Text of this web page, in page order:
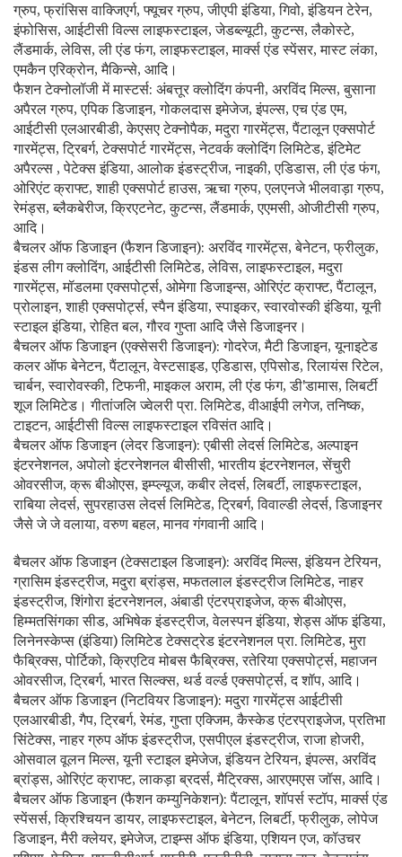
ग्रुप, फ्रांसिस वाक्जिएर्ग, फ्यूचर ग्रुप, जीएपी इंडिया, गिवो, इंडियन टेरेन,
इंफोसिस, आईटीसी विल्स लाइफस्टाइल, जेडब्ल्यूटी, कुटन्स, लैकोस्टे,
लैंडमार्क, लेविस, ली एंड फंग, लाइफस्टाइल, मार्क्स एंड स्पेंसर, मास्ट लंका,
एमकैन एरिक्रोन, मैकिन्से, आदि।
फैशन टेक्नोलॉजी में मास्टर्स: अंबत्तूर क्लोदिंग कंपनी, अरविंद मिल्स, बुसाना
अपैरल ग्रुप, एपिक डिजाइन, गोकलदास इमेजेज, इंपल्स, एच एंड एम,
आईटीसी एलआरबीडी, केएसए टेक्नोपैक, मदुरा गारमेंट्स, पैंटालून एक्सपोर्ट
गारमेंट्स, ट्रिबर्ग, टेक्सपोर्ट गारमेंट्स, नेटवर्क क्लोदिंग लिमिटेड, इंटिमेट
अपैरल्स , पेटेक्स इंडिया, आलोक इंडस्ट्रीज, नाइकी, एडिडास, ली एंड फंग,
ओरिएंट क्राफ्ट, शाही एक्सपोर्ट हाउस, ऋचा ग्रुप, एलएनजे भीलवाड़ा ग्रुप,
रेमंड्स, ब्लैकबेरीज, क्रिएटनेट, कुटन्स, लैंडमार्क, एएमसी, ओजीटीसी ग्रुप,
आदि।
बैचलर ऑफ डिजाइन (फैशन डिजाइन): अरविंद गारमेंट्स, बेनेटन, फ्रीलुक,
इंडस लीग क्लोदिंग, आईटीसी लिमिटेड, लेविस, लाइफस्टाइल, मदुरा
गारमेंट्स, मॉडलमा एक्सपोर्ट्स, ओमेगा डिजाइन्स, ओरिएंट क्राफ्ट, पैंटालून,
प्रोलाइन, शाही एक्सपोर्ट्स, स्पैन इंडिया, स्पाइकर, स्वारवोस्की इंडिया, यूनी
स्टाइल इंडिया, रोहित बल, गौरव गुप्ता आदि जैसे डिजाइनर।
बैचलर ऑफ डिजाइन (एक्सेसरी डिजाइन): गोदरेज, मैटी डिजाइन, यूनाइटेड
कलर ऑफ बेनेटन, पैंटालून, वेस्टसाइड, एडिडास, एपिसोड, रिलायंस रिटेल,
चार्बन, स्वारोवस्की, टिफनी, माइकल अराम, ली एंड फंग, डी'डामास, लिबर्टी
शूज लिमिटेड। गीतांजलि ज्वेलरी प्रा. लिमिटेड, वीआईपी लगेज, तनिष्क,
टाइटन, आईटीसी विल्स लाइफस्टाइल रविसंत आदि।
बैचलर ऑफ डिजाइन (लेदर डिजाइन): एबीसी लेदर्स लिमिटेड, अल्पाइन
इंटरनेशनल, अपोलो इंटरनेशनल बीसीसी, भारतीय इंटरनेशनल, सेंचुरी
ओवरसीज, क्रू बीओएस, इम्प्ल्यूज, कबीर लेदर्स, लिबर्टी, लाइफस्टाइल,
राबिया लेदर्स, सुपरहाउस लेदर्स लिमिटेड, ट्रिबर्ग, विवाल्डी लेदर्स, डिजाइनर
जैसे जे जे वलाया, वरुण बहल, मानव गंगवानी आदि।
बैचलर ऑफ डिजाइन (टेक्सटाइल डिजाइन): अरविंद मिल्स, इंडियन टेरियन,
ग्रासिम इंडस्ट्रीज, मदुरा ब्रांड्स, मफतलाल इंडस्ट्रीज लिमिटेड, नाहर
इंडस्ट्रीज, शिंगोरा इंटरनेशनल, अंबाडी एंटरप्राइजेज, क्रू बीओएस,
हिम्मतसिंगका सीड, अभिषेक इंडस्ट्रीज, वेलस्पन इंडिया, शेड्स ऑफ इंडिया,
लिनेनस्केप्स (इंडिया) लिमिटेड टेक्सट्रेड इंटरनेशनल प्रा. लिमिटेड, मुरा
फैब्रिक्स, पोर्टिको, क्रिएटिव मोबस फैब्रिक्स, रतेरिया एक्सपोर्ट्स, महाजन
ओवरसीज, ट्रिबर्ग, भारत सिल्क्स, थर्ड वर्ल्ड एक्सपोर्ट्स, द शॉप, आदि।
बैचलर ऑफ डिजाइन (निटवियर डिजाइन): मदुरा गारमेंट्स आईटीसी
एलआरबीडी, गैप, ट्रिबर्ग, रेमंड, गुप्ता एक्जिम, कैस्केड एंटरप्राइजेज, प्रतिभा
सिंटेक्स, नाहर ग्रुप ऑफ इंडस्ट्रीज, एसपीएल इंडस्ट्रीज, राजा होजरी,
ओसवाल वूलन मिल्स, यूनी स्टाइल इमेजेज, इंडियन टेरियन, इंपल्स, अरविंद
ब्रांड्स, ओरिएंट क्राफ्ट, लाकड़ा ब्रदर्स, मैट्रिक्स, आरएमएस जॉस, आदि।
बैचलर ऑफ डिजाइन (फैशन कम्युनिकेशन): पैंटालून, शॉपर्स स्टॉप, मार्क्स एंड
स्पेंसर्स, क्रिश्चियन डायर, लाइफस्टाइल, बेनेटन, लिबर्टी, फ्रीलुक, लोपेज
डिजाइन, मैरी क्लेयर, इमेजेज, टाइम्स ऑफ इंडिया, एशियन एज, कॉउचर